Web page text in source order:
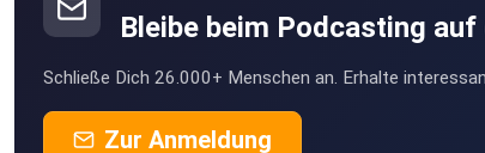
Doo
Bleibe beim Podcasting
Schließe Dich 26.000+ Menschen an. Erhalte
Zur Anmeldung